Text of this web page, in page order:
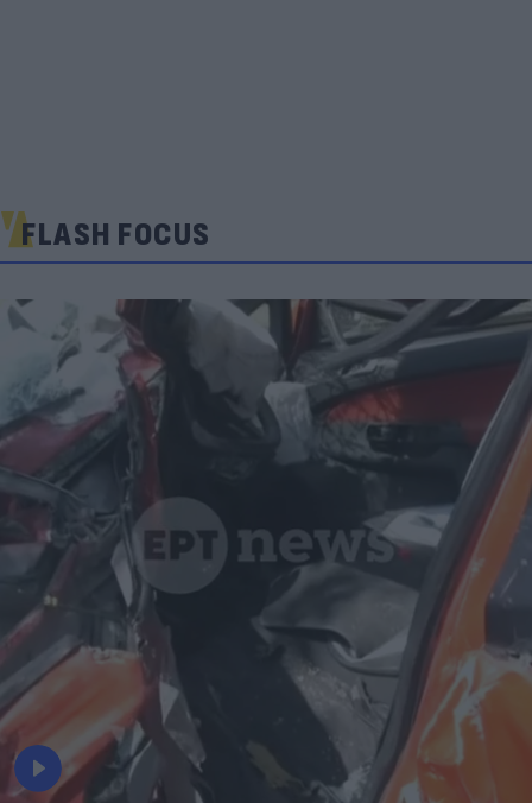
FLASH FOCUS